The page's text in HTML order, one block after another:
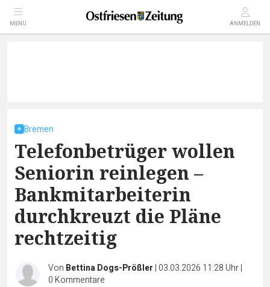
MENÜ ANMELDEN
Bremen
Telefonbetrüger wollen
Seniorin reinlegen –
Bankmitarbeiterin
durchkreuzt die Pläne
rechtzeitig
Von Bettina Dogs-Prößler | 03.03.2026 11:28 Uhr|
0 Kommentare